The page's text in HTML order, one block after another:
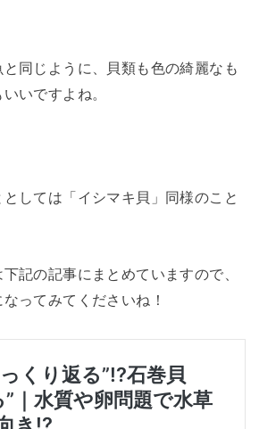
同じように、貝類も色の綺麗なも
いですよね。
しては「イシマキ貝」同様のこと
記の記事にまとめていますので、
ってみてくださいね！